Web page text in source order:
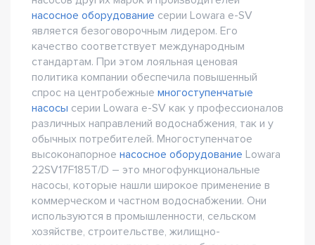
насосное оборудование серии Lowara e-SV
является безоговорочным лидером. Его
качество соответствует международным
стандартам. При этом лояльная ценовая
политика компании обеспечила повышенный
спрос на центробежные многоступенчатые
насосы серии Lowara e-SV как у профессионалов
различных направлений водоснабжения, так и у
обычных потребителей. Многоступенчатое
высоконапорное насосное оборудование Lowara
22SV17F185T/D – это многофункциональные
насосы, которые нашли широкое применение в
коммерческом и частном водоснабжении. Они
используются в промышленности, сельском
хозяйстве, строительстве, жилищно-